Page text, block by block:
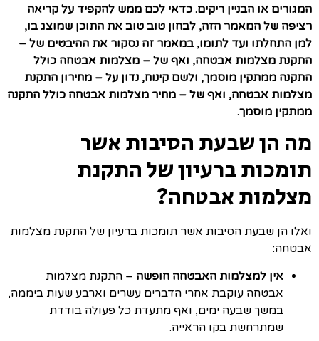
המגורים או הבניין ריקים. כדאי לכם ממש להקפיד על קריאה
רציפה של המאמר הזה, לבחון טוב טוב את התוכן שמוצג בו,
למן התחלתו ועד לתומו, במאמר זה נסקור את ההיבטים של –
התקנת מצלמות אבטחה, ואף של – מצלמות אבטחה כולל
התקנה ממתקין מוסמך, ולשם קינוח, נדון על – מחירון התקנת
מצלמות אבטחה, ואף של – מחיר מצלמות אבטחה כולל התקנה
ממתקין מוסמך.
מה הן שבעת הסיבות אשר
תומכות ברעיון של התקנת
מצלמות אבטחה?
ואלו הן שבעת הסיבות אשר תומכות ברעיון של התקנת מצלמות
אבטחה:
אין למצלמות האבטחה חופשה – התקנת מצלמות
אבטחה עוקבת אחרי הדברים עשרים וארבע שעות ביממה,
במשך שבעה ימים, ואף מתעדת כל פעולה בודדת
שמתרחשת בקו הראייה.